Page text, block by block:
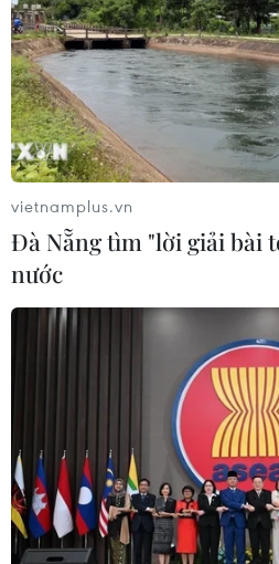
vietnamplus.vn
Đà Nẵng tìm "lời giải bài
nước